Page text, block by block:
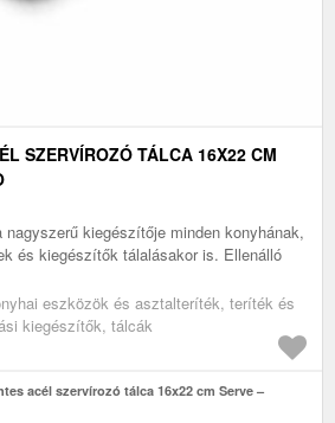
SZERVÍROZÓ TÁLCA 16X22 CM
kiegészítője minden konyhának,
és kiegészítők tálalásakor is. Ellenálló
eszközök és asztalteríték, teríték és
kiegészítők, tálcák
acél szervírozó tálca 16x22 cm Serve –